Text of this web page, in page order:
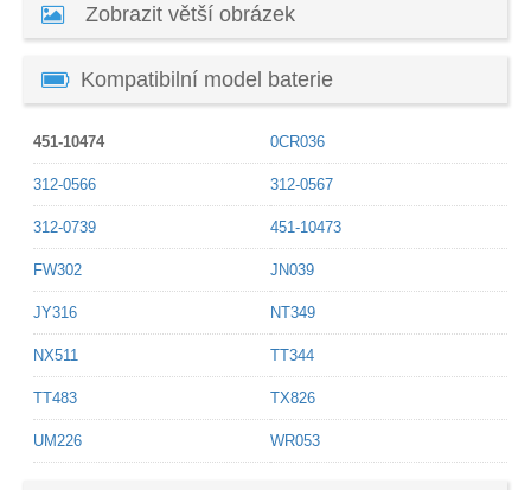
Zobrazit větší obrázek
Kompatibilní model baterie
451-10474 0CR036
312-0566 312-0567
312-0739 451-10473
FW302 JN039
JY316 NT349
NX511 TT344
TT483 TX826
UM226 WR053